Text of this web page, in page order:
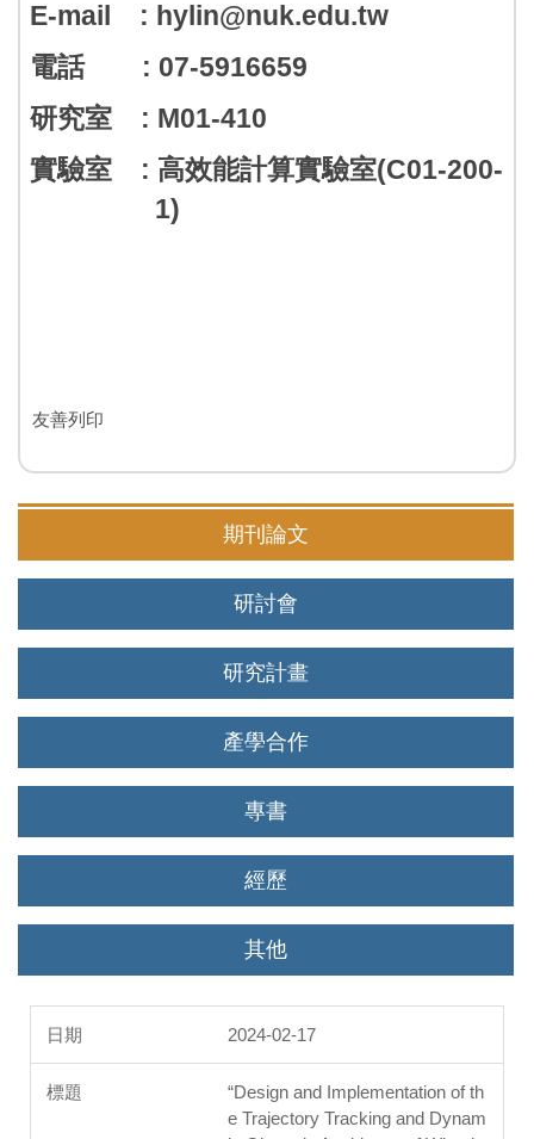
E-mail : hylin@nuk.edu.tw
電話 : 07-5916659
研究室 : M01-410
實驗室 : 高效能計算實驗室(C01-200-
1)
友善列印
期刊論文
研討會
研究計畫
產學合作
專書
經歷
其他
2024-02-17
“Design and Implementation of th
e Trajectory Tracking and Dynam